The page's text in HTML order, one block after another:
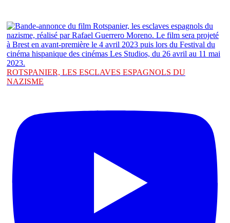
ROTSPANIER, LES ESCLAVES ESPAGNOLS DU
NAZISME